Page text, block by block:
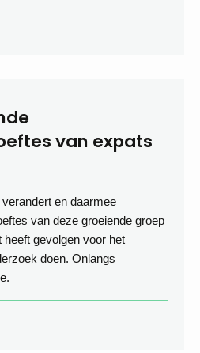
van expats
en daarmee
van deze groeiende groep
gevolgen voor het
doen. Onlangs